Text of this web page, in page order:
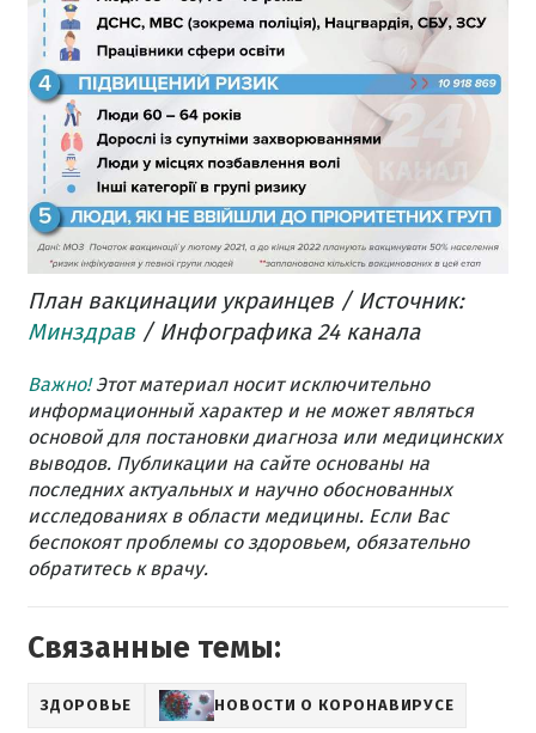
План вакцинации украинцев / Источник:
Минздрав / Инфографика 24 канала
Важно!Этот материал носит исключительно
информационный характер и не может являться
основой для постановки диагноза или медицинских
выводов. Публикации на сайте основаны на
последних актуальных и научно обоснованных
исследованиях в области медицины. Если Вас
беспокоят проблемы со здоровьем, обязательно
обратитесь к врачу.
Связанные темы:
ЗДОРОВЬЕ НОВОСТИ О КОРОНАВИРУСЕ